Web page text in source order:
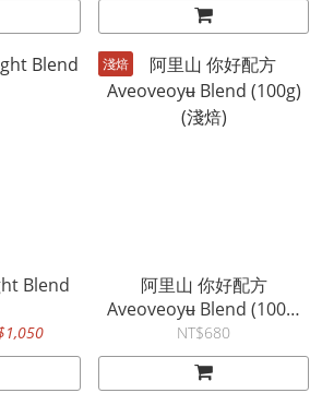
Blend
淺焙
阿里山 你好配方
Aveoveoyʉ Blend (100g)
(淺焙)
NT$680